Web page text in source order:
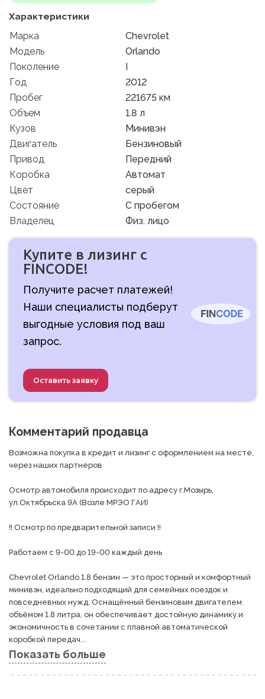
Характеристики
Марка
Chevrolet
Модель
Orlando
Поколение
I
Год
2012
Пробег
221675 км
Объем
1.8 л
Кузов
Минивэн
Двигатель
Бензиновый
Привод
Передний
Коробка
Автомат
Цвет
серый
Состояние
C пробегом
Владелец
Физ. лицо
Купите в лизинг с
FINCODE!
Получите расчет платежей!
Наши специалисты подберут
выгодные условия под ваш
запрос.
Оставить заявку
Комментарий продавца
Возможна покупка в кредит и лизинг с оформлением на месте,
через наших партнеров
Осмотр автомобиля происходит по адресу г.Мозырь,
ул.Октябрьска 9А (Возле МРЭО ГАИ)
!! Осмотр по предварительной записи !!
Работаем с 9-00 до 19-00 каждый день
Chevrolet Orlando 1.8 бензин — это просторный и комфортный
минивэн, идеально подходящий для семейных поездок и
повседневных нужд. Оснащённый бензиновым двигателем
объёмом 1.8 литра, он обеспечивает достойную динамику и
экономичность в сочетании с плавной автоматической
коробкой передач...
Показать больше